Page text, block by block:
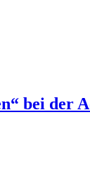
bei der